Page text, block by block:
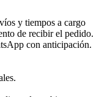
y tiempos a cargo
de recibir el pedido.
con anticipación.